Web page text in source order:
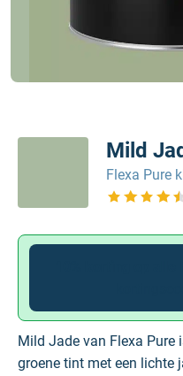
Mild
Flexa Pure
Bekijk de
Mild Jade van Flexa Pure
groene tint met een lichte